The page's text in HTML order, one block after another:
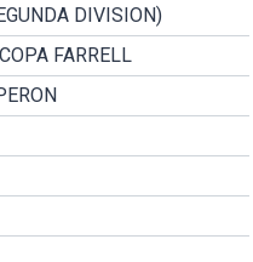
DIVISION)
FARRELL